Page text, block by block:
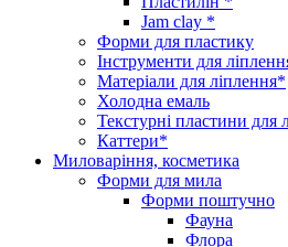
Jam clay *
Форми для пластику
Інструменти для
Матеріали для ліплення*
Холодна емаль
Текстурні пластини для
Каттери*
Миловаріння, косметика
Форми для мила
Форми поштучно
Фауна
Флора